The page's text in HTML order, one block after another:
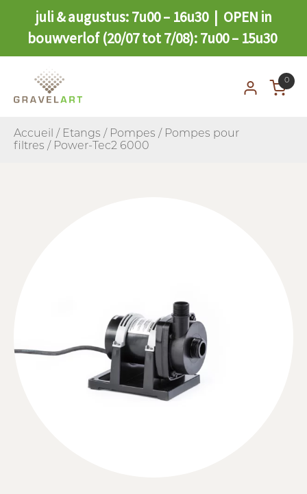
juli & augustus: 7u00 – 16u30 | OPEN in
bouwverlof (20/07 tot 7/08): 7u00 – 15u30
0
Accueil / Etangs / Pompes / Pompes pour
filtres / Power-Tec2 6000